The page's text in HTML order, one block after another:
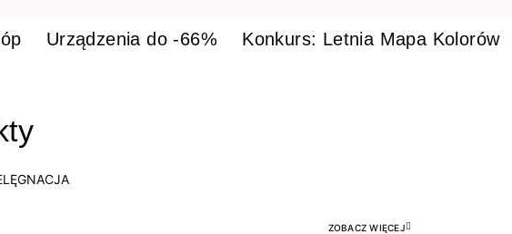
Urządzenia do -66% Konkurs: Letnia Mapa Kolorów
ZOBACZ WIĘCEJ